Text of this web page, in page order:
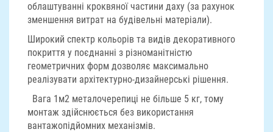
облаштуванні кроквяної частини даху (за рахунок
зменшення витрат на будівельні матеріали).
Широкий спектр кольорів та видів декоративного
покриття у поєднанні з різноманітністю
геометричних форм дозволяє максимально
реалізувати архітектурно-дизайнерські рішення.
Вага 1м2 металочерепиці не більше 5 кг, тому
монтаж здійснюється без використання
вантажопідйомних механізмів.